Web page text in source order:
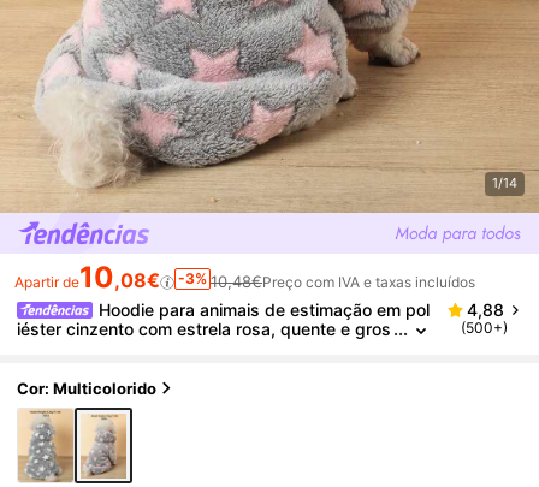
1/14
Apartir de10,08€ -3% 10,48€Preço com IVA e taxas incluídos
Hoodie para animais de estimação em pol
iéster cinzento com estrela rosa, quente e gros
ou exterior no outono/inverno (o tamanho é pequen
o, recomenda-se comprar 1-2 tamanhos acima)
4,88
(500+)
Cor: Multicolorido